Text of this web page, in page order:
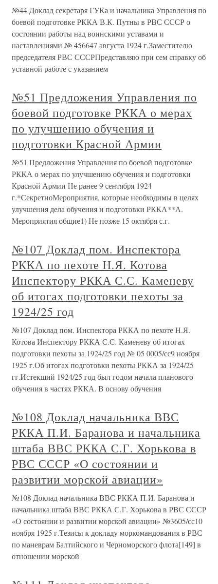
№44 Доклад секретаря ГУКа и начальника Управления по
боевой подготовке РККА В.К. Путны в РВС СССР о
состоянии работы над воинскими уставами и
наставлениями № 456647 августа 1924 г.Заместителю
председателя РВС СССРПредставляю при сем справку об
уставной работе с указанием
№51 Предложения Управления по
боевой подготовке РККА о мерах
по улучшению обучения и
подготовки Красной Армии
№51 Предложения Управления по боевой подготовке
РККА о мерах по улучшению обучения и подготовки
Красной Армии Не ранее 9 сентября 1924
г.*СекретноМероприятия, которые необходимы в целях
улучшения дела обучения и подготовки РККА**А.
Мероприятия общие1) Не позже 15 октября с.г.
№107 Доклад пом. Инспектора
РККА по пехоте Н.Я. Котова
Инспектору РККА С.С. Каменеву
об итогах подготовки пехоты за
1924/25 год
№107 Доклад пом. Инспектора РККА по пехоте Н.Я.
Котова Инспектору РККА С.С. Каменеву об итогах
подготовки пехоты за 1924/25 год № 05 0005/сс9 ноября
1925 г.Об итогах подготовки пехоты РККА за 1924/25
гг.Истекший 1924/25 год был годом начала планового
обучения в частях РККА. В основу обучения
№108 Доклад начальника ВВС
РККА П.И. Баранова и начальника
штаба ВВС РККА С.Г. Хорькова в
РВС СССР «О состоянии и
развитии морской авиации»
№108 Доклад начальника ВВС РККА П.И. Баранова и
начальника штаба ВВС РККА С.Г. Хорькова в РВС СССР
«О состоянии и развитии морской авиации» №3605/сс10
ноября 1925 г.Тезисы к докладу моркомандования в РВС
по маневрам Балтийского и Черноморского флота[149] в
отношении морской